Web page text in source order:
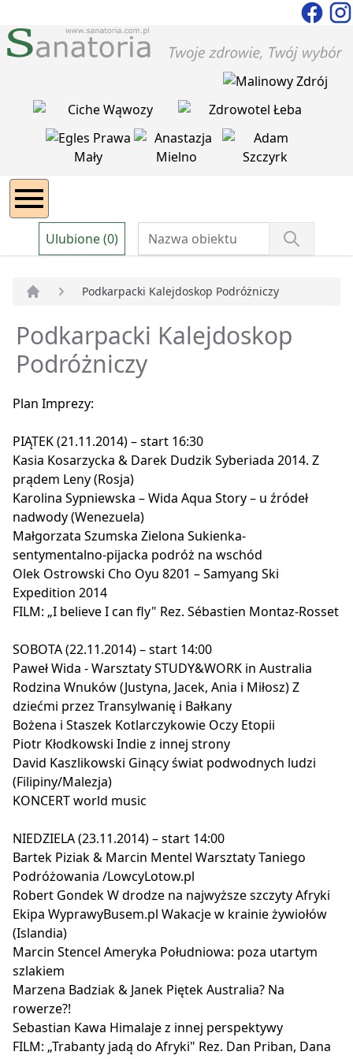
Ulubione (0)
Podkarpacki Kalejdoskop Podróżniczy
Podkarpacki Kalejdoskop
Podróżniczy
Plan Imprezy:
PIĄTEK (21.11.2014) – start 16:30
Kasia Kosarzycka & Darek Dudzik Syberiada 2014. Z
prądem Leny (Rosja)
Karolina Sypniewska – Wida Aqua Story – u źródeł
nadwody (Wenezuela)
Małgorzata Szumska Zielona Sukienka-
sentymentalno-pijacka podróż na wschód
Olek Ostrowski Cho Oyu 8201 – Samyang Ski
Expedition 2014
FILM: „I believe I can fly" Rez. Sébastien Montaz-Rosset
SOBOTA (22.11.2014) – start 14:00
Paweł Wida - Warsztaty STUDY&WORK in Australia
Rodzina Wnuków (Justyna, Jacek, Ania i Miłosz) Z
dziećmi przez Transylwanię i Bałkany
Bożena i Staszek Kotlarczykowie Oczy Etopii
Piotr Kłodkowski Indie z innej strony
David Kaszlikowski Ginący świat podwodnych ludzi
(Filipiny/Malezja)
KONCERT world music
NIEDZIELA (23.11.2014) – start 14:00
Bartek Piziak & Marcin Mentel Warsztaty Taniego
Podróżowania /LowcyLotow.pl
Robert Gondek W drodze na najwyższe szczyty Afryki
Ekipa WyprawyBusem.pl Wakacje w krainie żywiołów
(Islandia)
Marcin Stencel Ameryka Południowa: poza utartym
szlakiem
Marzena Badziak & Janek Piętek Australia? Na
rowerze?!
Sebastian Kawa Himalaje z innej perspektywy
FILM: „Trabanty jadą do Afryki" Rez. Dan Priban, Dana